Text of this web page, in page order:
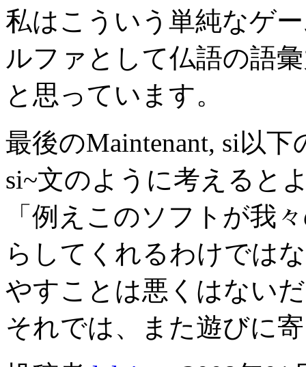
私はこういう単純なゲ
ルファとして仏語の語
と思っています。
最後のMaintenant, si以
si~文のように考えると
「例えこのソフトが我
らしてくれるわけでは
やすことは悪くはない
それでは、また遊びに